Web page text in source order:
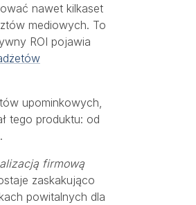
nawet kilkaset
mediowych. To
ROI pojawia
upominkowych,
tego produktu: od
firmową
zaskakująco
powitalnych dla